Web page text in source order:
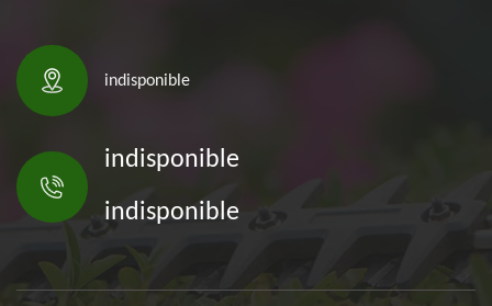
indisponible
indisponible
indisponible